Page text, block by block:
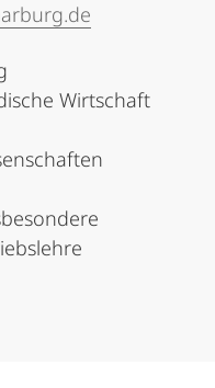
Wirtschaft